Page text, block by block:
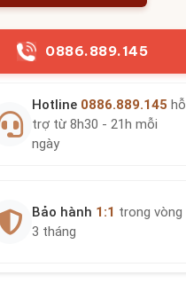
0886.889.145
Hotline 0886.889.145 hỗ
trợ từ 8h30 - 21h mỗi
ngày
Bảo hành 1:1 trong vòng
3 tháng